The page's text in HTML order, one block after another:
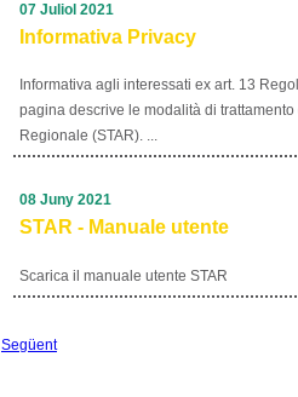
Informativa Privacy
Informativa agli interessati ex art. 13
pagina descrive le modalità di
Regionale (STAR). ...
07 Juliol 2021
STAR - Manuale utente
Scarica il manuale utente STAR
08 Juny 2021
Següent